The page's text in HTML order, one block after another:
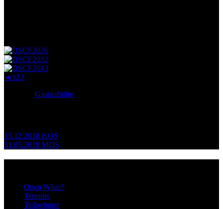
◄ 1 23
Gastauftritte
15.12.2018 KOS
31.05.2019 MOS
Open What?
Termine
Teilnehmer